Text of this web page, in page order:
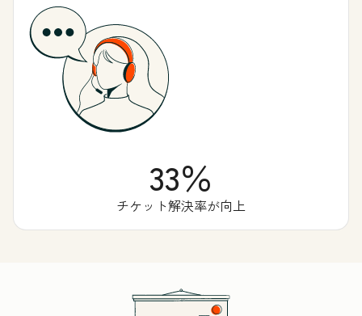
33％
チケット解決率が向上